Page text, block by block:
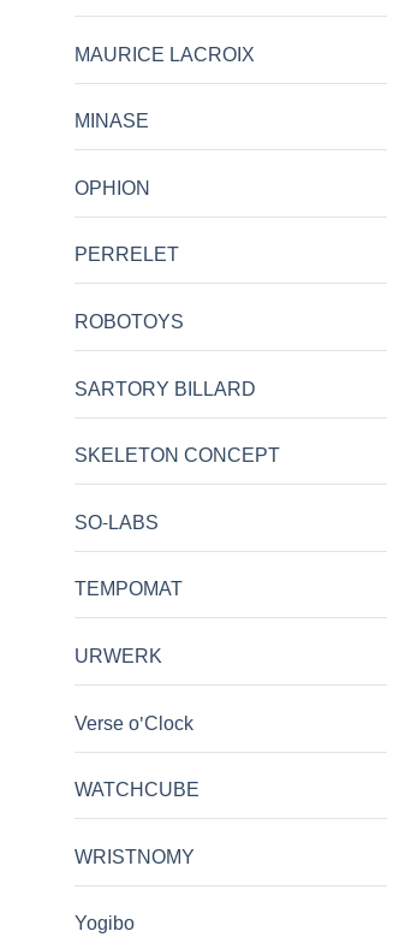
MAURICE LACROIX
MINASE
OPHION
PERRELET
ROBOTOYS
SARTORY BILLARD
SKELETON CONCEPT
SO-LABS
TEMPOMAT
URWERK
Verse o'Clock
WATCHCUBE
WRISTNOMY
Yogibo
37mm PG
RHONE
LE RHONE HEDONIA 41mm
¥1,496,000
ブランド:LE RHONE